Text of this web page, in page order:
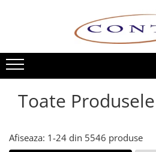
Toate Produsele
Casa si Gradina
Utilaje pentru gradina si accesorii
Atomizoare si Pulverizatoare
Fierastraie pentru busteni
Toate Produsele
Afiseaza: 1-24 din 5546 produse